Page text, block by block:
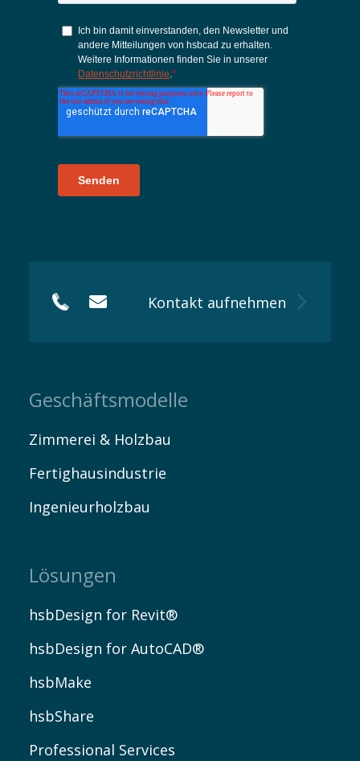
Kontakt aufnehmen
Geschäftsmodelle
Zimmerei & Holzbau
Fertighausindustrie
Ingenieurholzbau
Lösungen
hsbDesign for Revit®
hsbDesign for AutoCAD®
hsbMake
hsbShare
Professional Services